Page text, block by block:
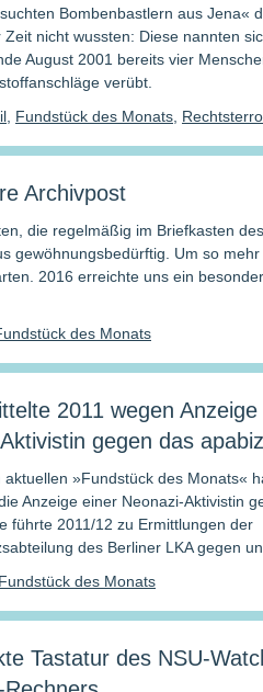
Bombenbastlern aus Jena«
Zeit nicht wussten: Diese nannten
August 2001 bereits vier
verübt.
Fundstück des Monats
Archivpost
die regelmäßig im Briefkasten
gewöhnungsbedürftig. Um so
2016 erreichte uns ein
des Monats
2011 wegen Anzeige
gegen das apabiz
aktuellen »Fundstück des Monats«
Anzeige einer Neonazi-Aktivistin
führte 2011/12 zu Ermittlungen der
des Berliner LKA gegen
Fundstück des Monats
Tastatur des NSU-